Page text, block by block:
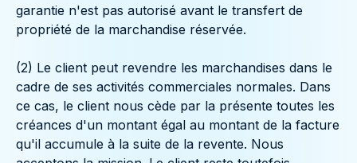
garantie n'est pas autorisé avant le transfert de
propriété de la marchandise réservée.
(2) Le client peut revendre les marchandises dans le
cadre de ses activités commerciales normales. Dans
ce cas, le client nous cède par la présente toutes les
créances d'un montant égal au montant de la facture
qu'il accumule à la suite de la revente. Nous